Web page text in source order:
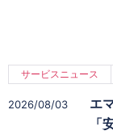
2026/08/03
サービスニュース
エ
「